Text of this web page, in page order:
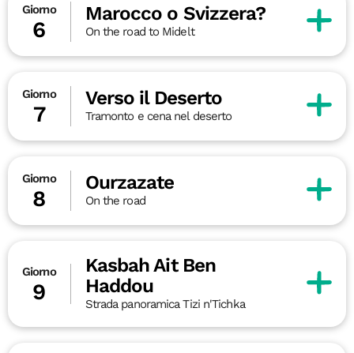
Giorno
6
Marocco o Svizzera?
On the road to Midelt
Giorno
7
Verso il Deserto
Tramonto e cena nel deserto
Giorno
8
Ourzazate
On the road
Giorno
9
Kasbah Ait Ben
Haddou
Strada panoramica Tizi n'Tichka